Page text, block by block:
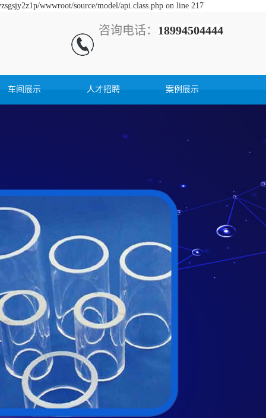
wwwroot/source/model/api.class.php on line 217
咨询电话： 18994504444
车间展示 人才招聘 案例展示